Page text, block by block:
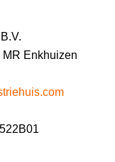
Enkhuizen